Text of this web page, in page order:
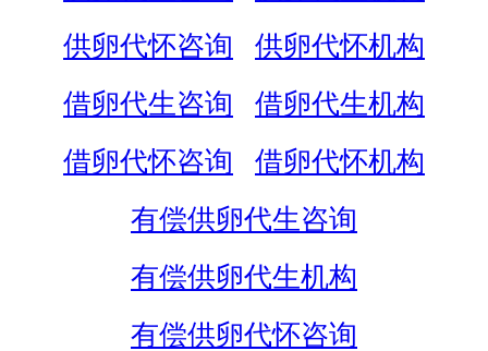
供卵代怀咨询
供卵代怀机构
借卵代生咨询
借卵代生机构
借卵代怀咨询
借卵代怀机构
有偿供卵代生咨询
有偿供卵代生机构
有偿供卵代怀咨询